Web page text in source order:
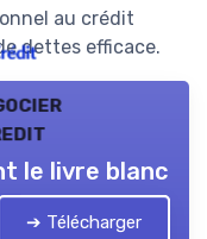
au crédit
dettes efficace.
le livre blanc
➔ Télécharger